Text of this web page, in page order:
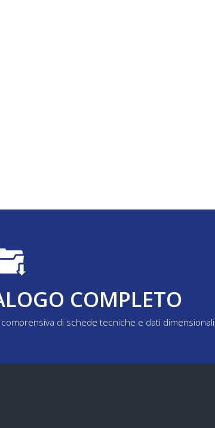
COMPLETO
di schede tecniche e dati dimensionali